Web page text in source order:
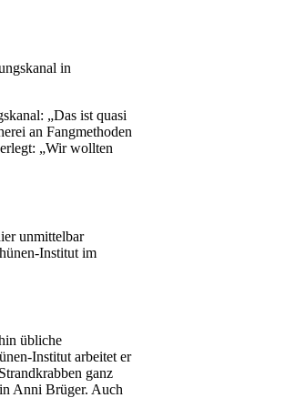
in
„Das ist quasi
an Fangmethoden
„Wir wollten
unmittelbar
Institut im
übliche
Institut arbeitet er
ganz
Anni Brüger. Auch